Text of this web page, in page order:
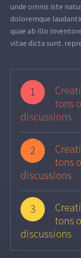
unde omnis iste
doloremque
quae ab illo
vitae dicta sunt.
1
tons
discussions
2
tons
discussions
3
tons
discussions